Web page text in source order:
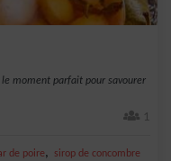
moment parfait pour savourer
1
de poire, sirop de concombre